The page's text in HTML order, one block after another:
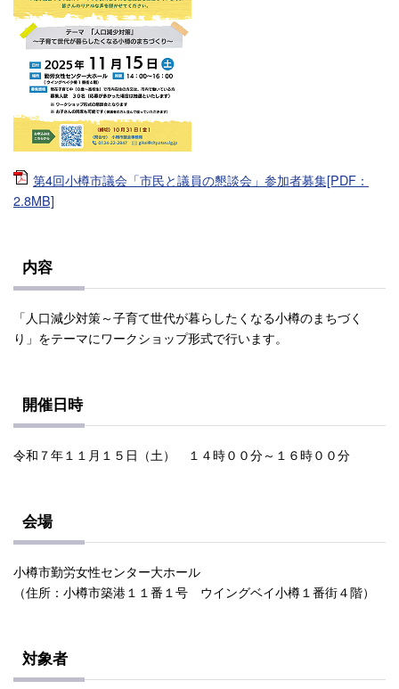
第4回小樽市議会「市民と議員の懇談会」参加者募集[PDF：
2.8MB]
内容
「人口減少対策～子育て世代が暮らしたくなる小樽のまちづく
り」をテーマにワークショップ形式で行います。
開催日時
令和７年１１月１５日（土） １４時００分～１６時００分
会場
小樽市勤労女性センター大ホール
（住所：小樽市築港１１番１号 ウイングベイ小樽１番街４階）
対象者